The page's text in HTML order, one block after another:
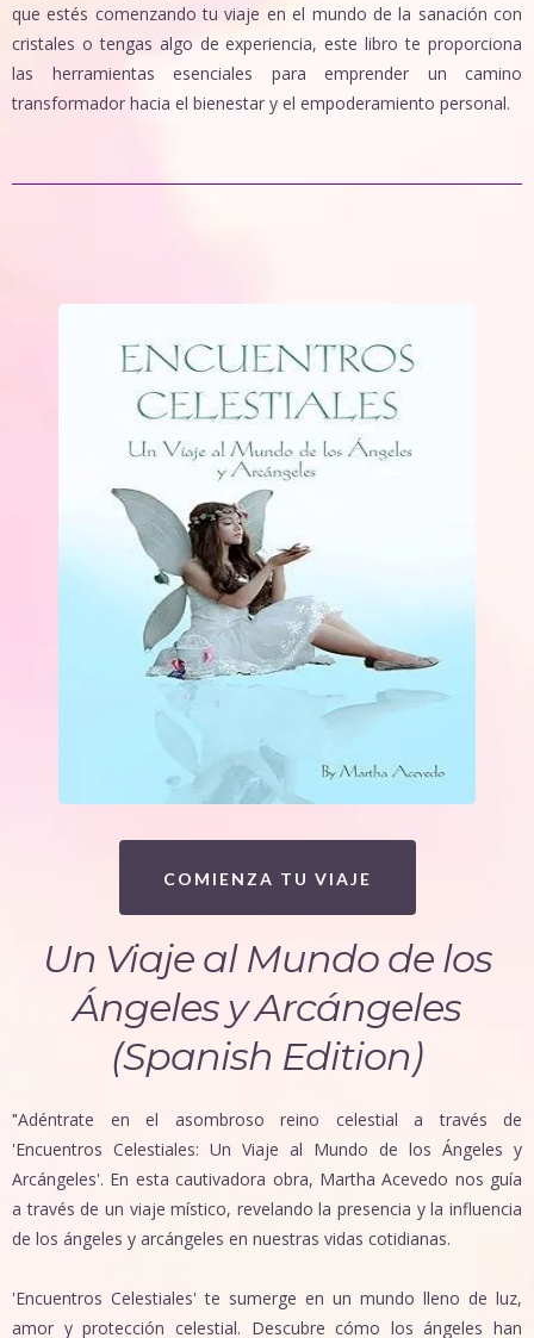
que estés comenzando tu viaje en el mundo de la sanación con
cristales o tengas algo de experiencia, este libro te proporciona
las herramientas esenciales para emprender un camino
transformador hacia el bienestar y el empoderamiento personal.
COMIENZA TU VIAJE
Un Viaje al Mundo de los
Ángeles y Arcángeles
(Spanish Edition)
"Adéntrate en el asombroso reino celestial a través de
'Encuentros Celestiales: Un Viaje al Mundo de los Ángeles y
Arcángeles'. En esta cautivadora obra, Martha Acevedo nos guía
a través de un viaje místico, revelando la presencia y la influencia
de los ángeles y arcángeles en nuestras vidas cotidianas.
'Encuentros Celestiales' te sumerge en un mundo lleno de luz,
amor y protección celestial. Descubre cómo los ángeles han